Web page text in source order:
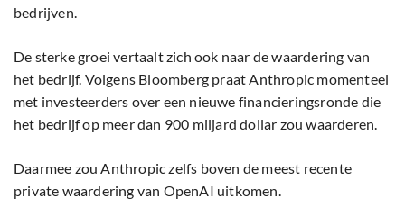
bedrijven.
De sterke groei vertaalt zich ook naar de waardering van
het bedrijf. Volgens Bloomberg praat Anthropic momenteel
met investeerders over een nieuwe financieringsronde die
het bedrijf op meer dan 900 miljard dollar zou waarderen.
Daarmee zou Anthropic zelfs boven de meest recente
private waardering van OpenAI uitkomen.